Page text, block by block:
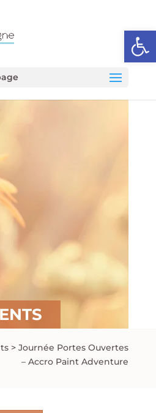
Ouvrir
>Journée Portes Ouvertes
– Accro Paint Adventure